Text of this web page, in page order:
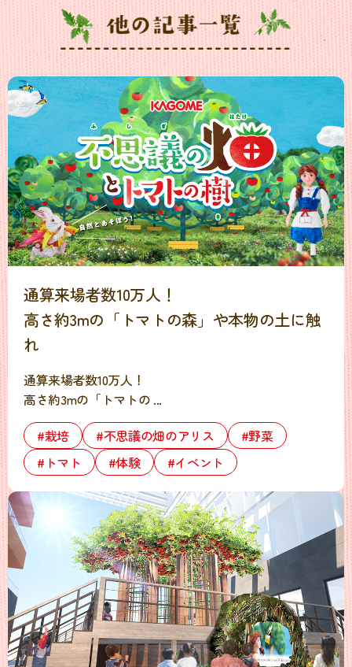
通算来場者数10万人！
高さ約3mの「トマトの森」や本物の土に触
れ
通算来場者数10万人！
高さ約3mの「トマトの ...
#栽培
#不思議の畑のアリス
#野菜
#トマト
#体験 #イベント